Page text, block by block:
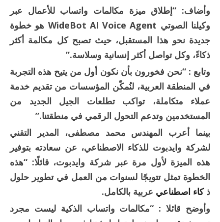
وأضاف: “إطلاق ميزة مكالمات واتساب للأعمال عبر
وكيلنا الصوتي WideBot AI Voice Agent هو خطوة
جديدة نحو هذا المستقبل، حيث تصبح كل مكالمة أكثر
ذكاءً، وكل تواصل أكثر إنسانية وسلاسة.”
وتابع : “نحن فخورون بأن نكون أول من يتيح هذه التجربة
في المنطقة العربية، لنُمكّن المؤسسات من تقديم خدمة
عملاء متكاملة، تواكب تطلعات الجيل الجديد من
المستخدمين وتدعم التحول الرقمي في منطقتنا.”
بينما أعرب المهندس محمد مصطفى، المدير التقني
لشركة وايدبوت للذكاء الاصطناعي، عن سعادته بتوفير
هذه الميزة لأول مرة عبر شركة وايدبوت، قائلًا: “هذه
الخطوة تمثل تتويجًا لسنوات من العمل في تطوير حلول
كاء اصطناعيعربية بالكامل.
وأوضح قائلا : “مكالمات واتساب الذكية ليست مجرد